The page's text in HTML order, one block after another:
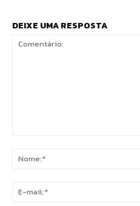
DEIXE UMA RESPOSTA